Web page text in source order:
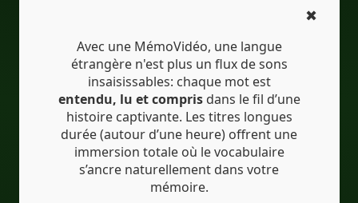
✖
Avec une MémoVidéo, une langue
étrangère n'est plus un flux de sons
insaisissables: chaque mot est
entendu, lu et comprisdans le fil d’une
histoire captivante. Les titres longues
durée (autour d’une heure) offrent une
immersion totale où le vocabulaire
s’ancre naturellement dans votre
mémoire.